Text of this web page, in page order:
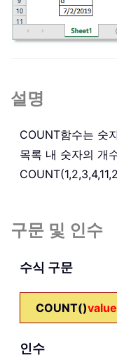
설명
COUNT함수는 숫
목록 내 숫자의 개
구문 및 인수
수식 구문
COUNT()
인수